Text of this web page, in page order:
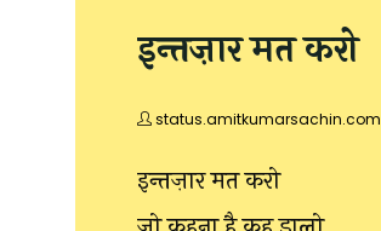
इन्तज़ार मत करो
status.amitkumarsachin.com
इन्तज़ार मत करो